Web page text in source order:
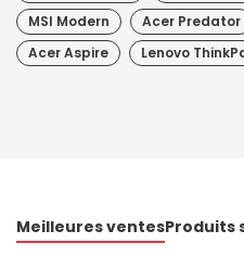
MSI Modern
Acer Predator
Acer Aspire
Lenovo
Meilleures ventesProduits